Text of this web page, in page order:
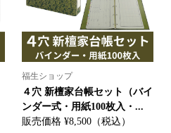
福生ショップ
４穴 新檀家台帳セット（バイ
ンダー式・用紙100枚入・...
販売価格 ¥8,500（税込）